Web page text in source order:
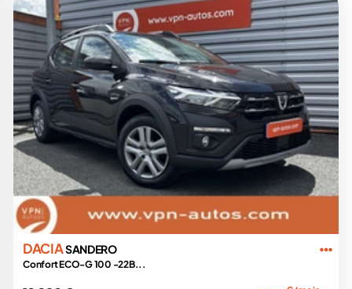
DACIASANDERO
Confort ECO-G 100 -22B...